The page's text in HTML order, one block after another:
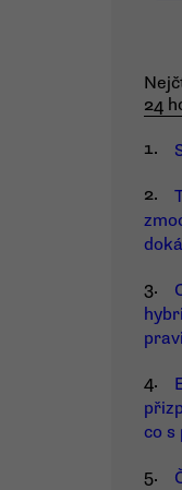
24
1.
2.
3.
4.
co s
5.